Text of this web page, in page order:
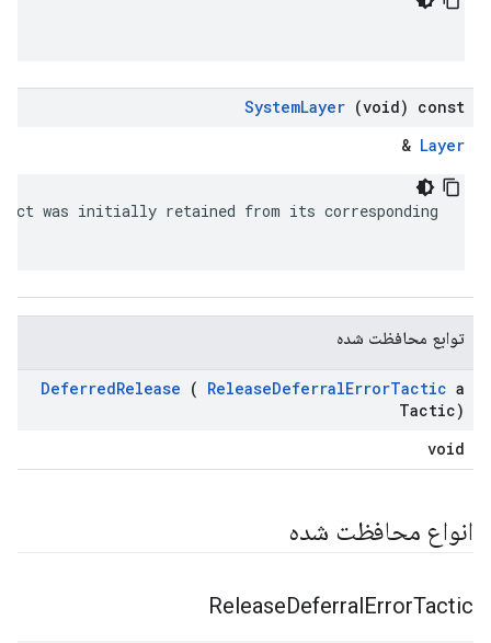
SystemLayer (void) const
Layer
&
was initially retained from its corresponding
توابع محافظت شده
DeferredRelease ( ReleaseDeferralErrorTactic a
Tactic)
void
انواع محافظت شده
ReleaseDeferralErrorTactic